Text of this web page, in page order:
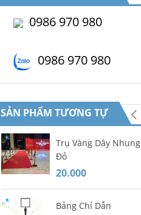
0986 970 980
0986 970 980
SẢN PHẨM TƯƠNG TỰ
Trụ Vàng Dây Nhung
Đỏ
20.000
Bảng Chỉ Dẫn